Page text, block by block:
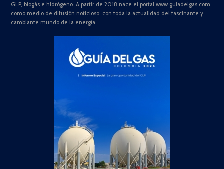
GLP, biogás e hidrógeno. A partir de 2018 nace el portal www.guiadelgas.com
como medio de difusión noticioso, con toda la actualidad del fascinante y
cambiante mundo de la energía.